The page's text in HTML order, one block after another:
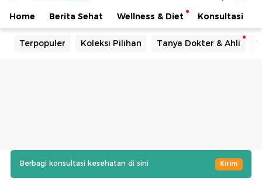
Home Berita Sehat Wellness & Diet Konsultasi
Terpopuler Koleksi Pilihan Tanya Dokter & Ahli
Berbagi konsultasi kesehatan di sini Kirim